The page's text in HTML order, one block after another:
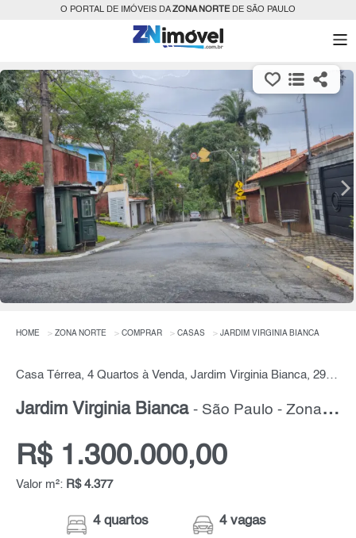
O PORTAL DE IMÓVEIS DAZONA NORTEDE SÃO PAULO
HOME ZONA NORTE COMPRAR CASAS JARDIM VIRGINIA BIANCA
Casa Térrea, 4 Quartos à Venda, Jardim Virginia Bianca, 297 m² por R$ 1.300.000,00
Jardim Virginia Bianca - São Paulo - Zona Norte
R$ 1.300.000,00
Valor m²: R$ 4.377
4 quartos 4 vagas